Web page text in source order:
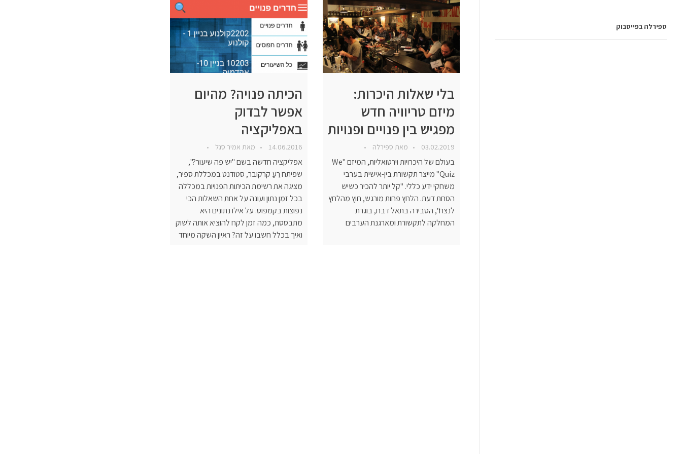
בלי שאלות היכרות:
מיזם טריוויה חדש
מפגיש בין פנויים ופנויות
03.02.2019 מאת ספירלה
בעולם של היכרויות וירטואליות, המיזם "We
Quiz" מייצר תקשורת בין-אישית בערבי
משחקי ידע כללי. "קל יותר להכיר כשיש
הסחת דעת. הלחץ פחות מורגש, חוץ מהלחץ
לנצח", הסבירה בתאל דבח, בוגרת
המחלקה לתקשורת ומארגנת הערבים
הכיתה פנויה? מהיום
אפשר לבדוק
באפליקציה
14.06.2016 מאת אמיר סגל
אפליקציה חדשה בשם "יש פה שיעור?",
שפיתח רֵעַ קרקובר, סטודנט במכללת ספיר,
מציגה את רשימת הכיתות הפנויות במכללה
בכל זמן נתון ועונה על אחת השאלות הכי
נפוצות בקמפוס. על אילו נתונים היא
מתבססת, כמה זמן לקח להוציא אותה לשוק
ואיך בכלל חשבו על זה? ראיון השקה מיוחד
ספירלה בפייסבוק